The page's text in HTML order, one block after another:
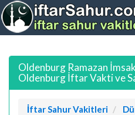
Oldenburg Ramazan
Oldenburg İftar Vakti ve
İftar Sahur Vakitleri